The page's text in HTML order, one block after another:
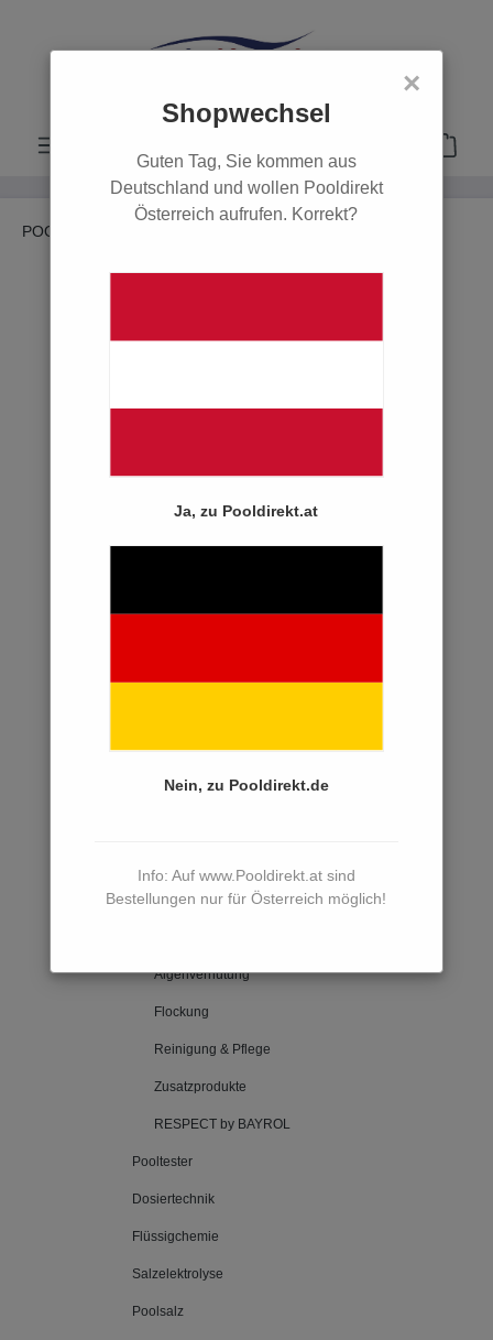
×
Shopwechsel
Guten Tag, Sie kommen aus
Deutschland und wollen Pooldirekt
Österreich aufrufen. Korrekt?
Ja, zu Pooldirekt.at
Nein, zu Pooldirekt.de
Info: Auf www.Pooldirekt.at sind
Bestellungen nur für Österreich möglich!
POOL
Poolsysteme
Poolleitern & Treppen
Poolheizungen
Pool & Care
Bayrol
Brom
Algenverhütung
Flockung
Reinigung & Pflege
Zusatzprodukte
RESPECT by BAYROL
Pooltester
Dosiertechnik
Flüssigchemie
Salzelektrolyse
Poolsalz